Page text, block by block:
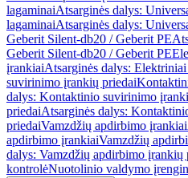
lagaminaiAtsarginės dalys:
lagaminaiAtsarginės dalys:
Geberit Silent-db20 / Geberit PE
Geberit Silent-db20 / Geberit PE
įrankiaiAtsarginės dalys:
suvirinimo įrankių priedai
dalys: Kontaktinio suvirinimo
priedaiAtsarginės dalys:
priedaiVamzdžių apdirbimo įrankiai
apdirbimo įrankiaiVamzdžių
dalys: Vamzdžių apdirbimo įrankių
kontrolėNuotolinio valdymo